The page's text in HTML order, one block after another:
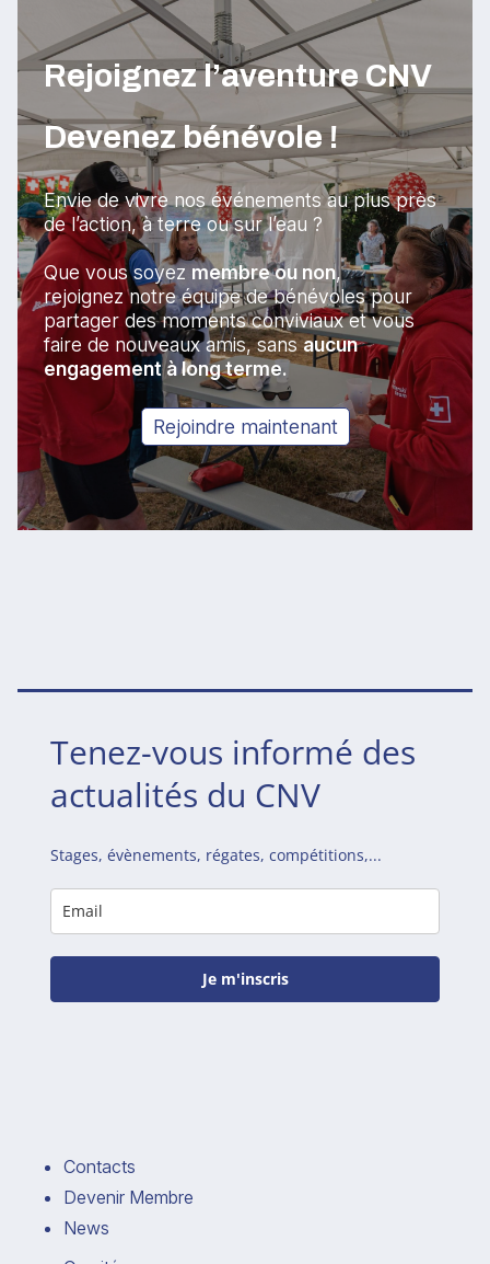
Rejoignez l’aventure CNV
Devenez bénévole !
Envie de vivre nos événements au plus près
de l’action, à terre ou sur l’eau ?
Que vous soyez membre ou non,
rejoignez notre équipe de bénévoles pour
partager des moments conviviaux et vous
faire de nouveaux amis, sansaucun
engagement à long terme.
Rejoindre maintenant
Tenez-vous informé des
actualités du CNV
Stages, évènements, régates, compétitions,...
Je m'inscris
Contacts
Devenir Membre
News